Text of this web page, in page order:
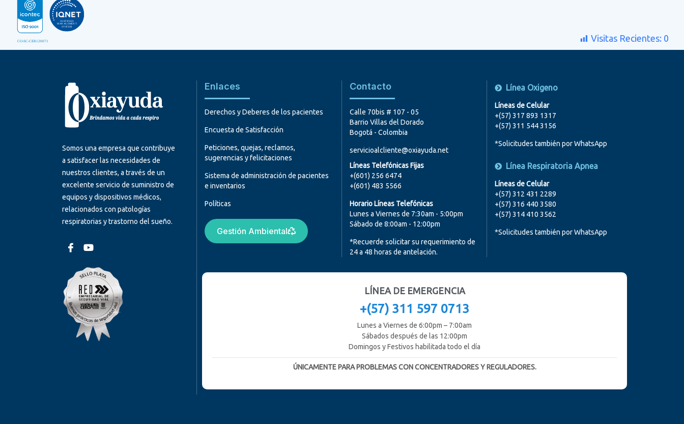
Visitas Recientes: 0
Somos una empresa que contribuye
a satisfacer las necesidades de
nuestros clientes, a través de un
excelente servicio de suministro de
equipos y dispositivos médicos,
relacionados con patologías
respiratorias y trastorno del sueño.
Enlaces
Derechos y Deberes de los pacientes
Encuesta de Satisfacción
Peticiones, quejas, reclamos,
sugerencias y felicitaciones
Sistema de administración de pacientes
e inventarios
Políticas
Gestión Ambiental
Contacto
Calle 70bis # 107 - 05
Barrio Villas del Dorado
Bogotá - Colombia
servicioalcliente@oxiayuda.net
Líneas Telefónicas Fijas
+(601) 256 6474
+(601) 483 5566
Horario Líneas Telefónicas
Lunes a Viernes de 7:30am - 5:00pm
Sábado de 8:00am - 12:00pm
*Recuerde solicitar su requerimiento de
24 a 48 horas de antelación.
Línea Oxigeno
Líneas de Celular
+(57) 317 893 1317
+(57) 311 544 3156
*Solicitudes también por WhatsApp
Línea Respiratoria Apnea
Líneas de Celular
+(57) 312 431 2289
+(57) 316 440 3580
+(57) 314 410 3562
*Solicitudes también por WhatsApp
LÍNEA DE EMERGENCIA
+(57) 311 597 0713
Lunes a Viernes de 6:00pm – 7:00am
Sábados después de las 12:00pm
Domingos y Festivos habilitada todo el día
ÚNICAMENTE PARA PROBLEMAS CON CONCENTRADORES Y REGULADORES.